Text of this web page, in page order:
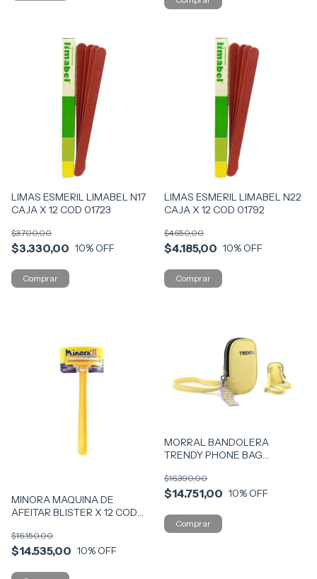
LIMAS ESMERIL LIMABEL N17
CAJA X 12 COD 01723
$3.330,00
$3.700,00
10% OFF
LIMAS ESMERIL LIMABEL N22
CAJA X 12 COD 01792
$4.185,00
$4.650,00
10% OFF
MINORA MAQUINA DE
AFEITAR BLISTER X 12 COD
$14.535,00
$16.150,00
10% OFF
MORRAL BANDOLERA
TRENDY PHONE BAG
AMAR
$14.751,00
$16.390,00
10% OFF